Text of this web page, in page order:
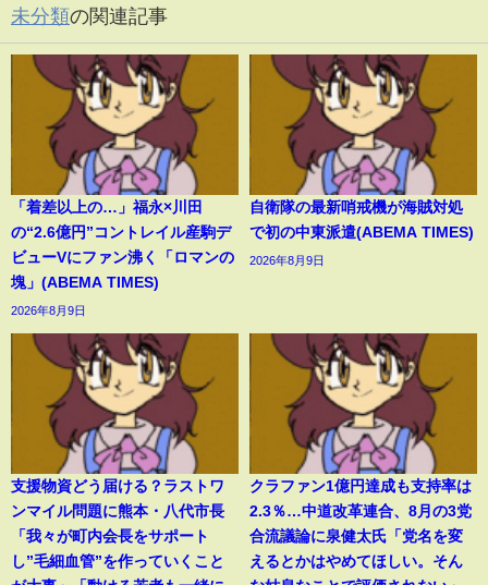
未分類の関連記事
「着差以上の…」福永×川田
の“2.6億円”コントレイル産駒デ
ビューVにファン沸く「ロマンの
塊」(ABEMA TIMES)
2026年8月9日
自衛隊の最新哨戒機が海賊対処
で初の中東派遣(ABEMA TIMES)
2026年8月9日
支援物資どう届ける？ラストワ
ンマイル問題に熊本・八代市長
「我々が町内会長をサポート
し”毛細血管”を作っていくこと
クラファン1億円達成も支持率は
2.3％…中道改革連合、8月の3党
合流議論に泉健太氏「党名を変
えるとかはやめてほしい。そん